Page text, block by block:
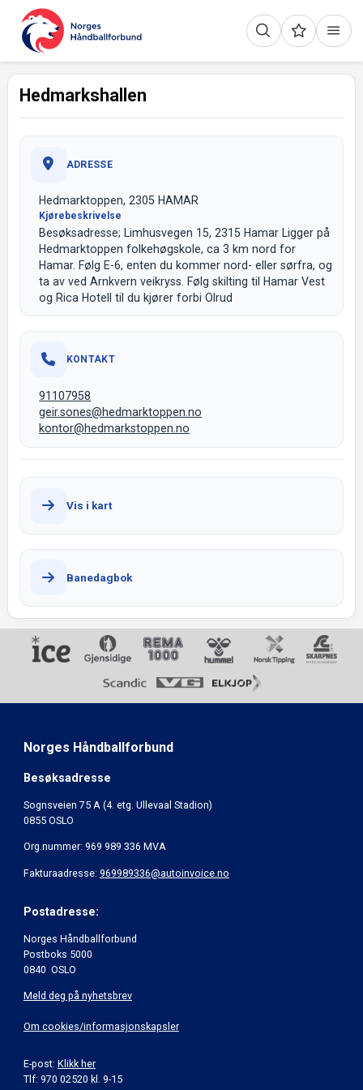
Hedmarkshallen
ADRESSE
Hedmarktoppen, 2305 HAMAR
Kjørebeskrivelse
Besøksadresse; Limhusvegen 15, 2315 Hamar Ligger på
Hedmarktoppen folkehøgskole, ca 3 km nord for
Hamar. Følg E-6, enten du kommer nord- eller sørfra, og
ta av ved Arnkvern veikryss. Følg skilting til Hamar Vest
og Rica Hotell til du kjører forbi Olrud
KONTAKT
91107958
geir.sones@hedmarktoppen.no
kontor@hedmarkstoppen.no
Vis i kart
Banedagbok
Norges Håndballforbund
Besøksadresse
Sognsveien 75 A (4. etg. Ullevaal Stadion)
0855 OSLO
Org.nummer: 969 989 336 MVA
Fakturaadresse: 969989336@autoinvoice.no
Postadresse:
Norges Håndballforbund
Postboks 5000
0840 OSLO
Meld deg på nyhetsbrev
Om cookies/informasjonskapsler
E-post: Klikk her
Tlf: 970 02520 kl. 9-15